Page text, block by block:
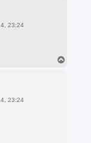
23:24
23:24